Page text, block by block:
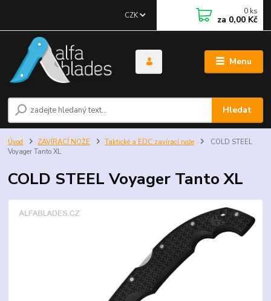
Menu
CZK
Hledat
0 ks
za 0,00 Kč
Úvod ZAVÍRACÍ NOŽE Taktické a EDC zavírací nože
COLD STEEL
Voyager Tanto XL
COLD STEEL Voyager Tanto XL